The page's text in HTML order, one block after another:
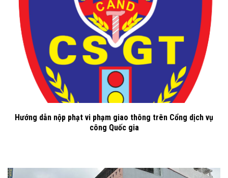
Hướng dẫn nộp phạt vi phạm giao thông trên Cổng dịch vụ
công Quốc gia